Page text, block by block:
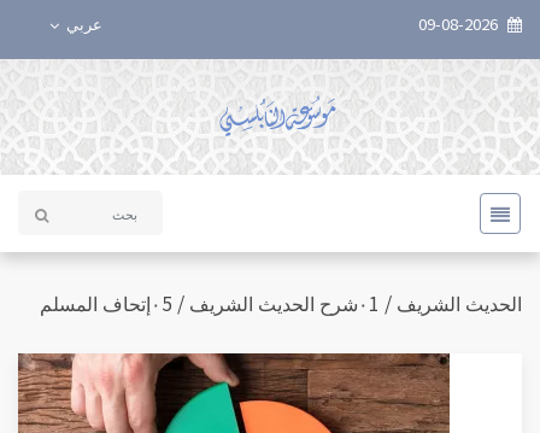
عربي
الحديث الشريف / ٠1شرح الحديث الشريف / ٠5إتحاف المسلم